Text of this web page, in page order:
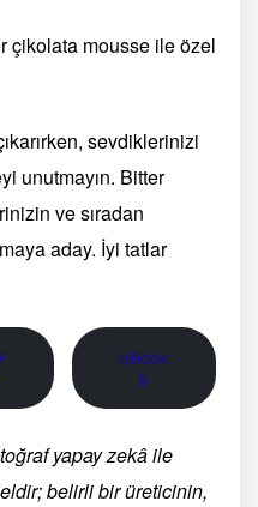
çikolata mousse ile özel
sevdiklerinizi
unutmayın. Bitter
ve sıradan
aday. İyi tatlar
eBook
📱
yapay zekâ ile
belirli bir üreticinin,